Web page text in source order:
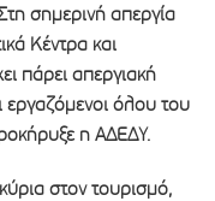
σημερινή απεργία
Κέντρα και
πάρει απεργιακή
όλου του
η ΑΔΕΔΥ.
στον τουρισμό,